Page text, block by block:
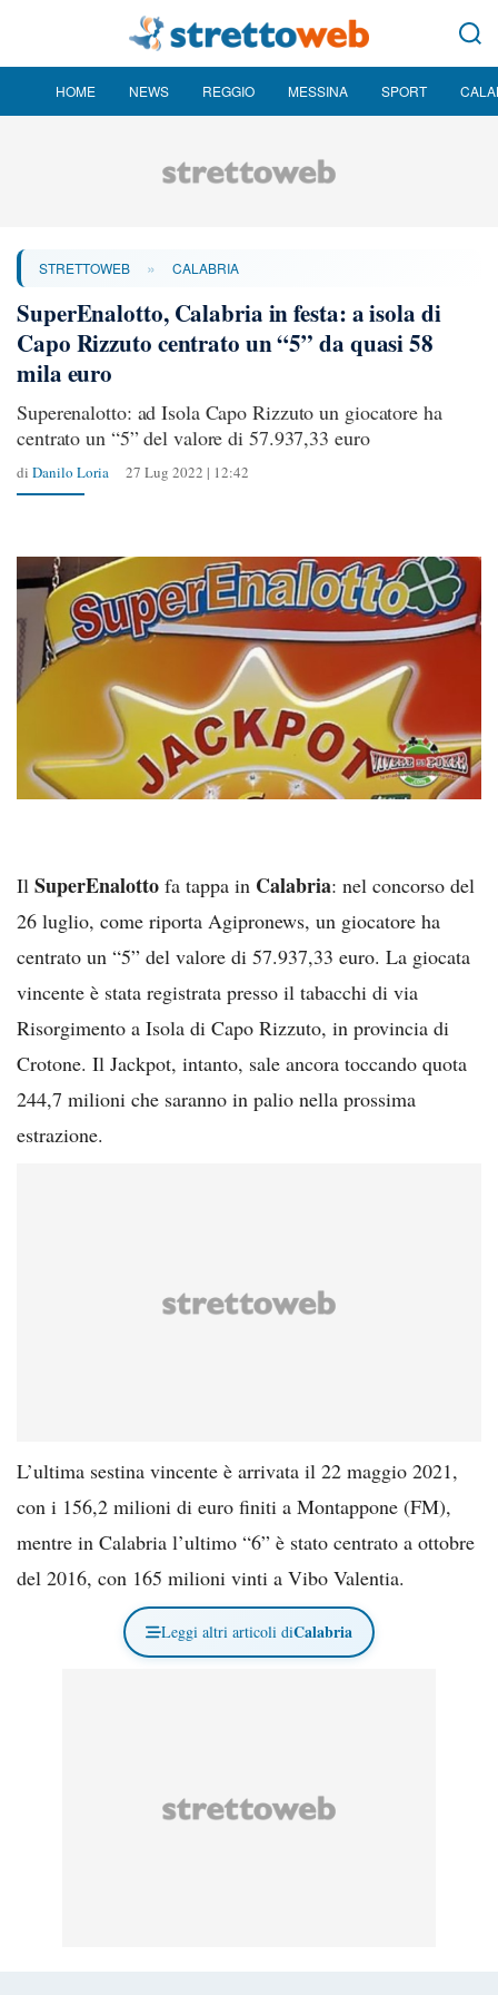
HOME NEWS REGGIO MESSINA SPORT
STRETTOWEB » CALABRIA
SuperEnalotto, Calabria in festa: a isola di
Capo Rizzuto centrato un “5” da quasi 58
mila euro
Superenalotto: ad Isola Capo Rizzuto un giocatore ha
centrato un “5” del valore di 57.937,33 euro
di Danilo Loria 27 Lug 2022 | 12:42
Il SuperEnalotto fa tappa in Calabria: nel concorso del
26 luglio, come riporta Agipronews, un giocatore ha
centrato un “5” del valore di 57.937,33 euro. La giocata
vincente è stata registrata presso il tabacchi di via
Risorgimento a Isola di Capo Rizzuto, in provincia di
Crotone. Il Jackpot, intanto, sale ancora toccando quota
244,7 milioni che saranno in palio nella prossima
estrazione.
L’ultima sestina vincente è arrivata il 22 maggio 2021,
con i 156,2 milioni di euro finiti a Montappone (FM),
mentre in Calabria l’ultimo “6” è stato centrato a ottobre
del 2016, con 165 milioni vinti a Vibo Valentia.
Leggi altri articoli diCalabria